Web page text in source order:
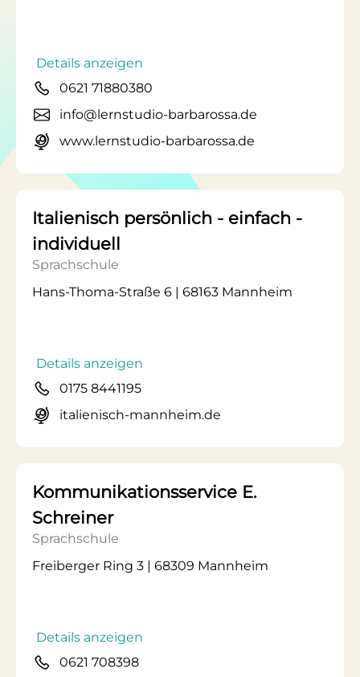
Details anzeigen
0621 71880380
info@lernstudio-barbarossa.de
www.lernstudio-barbarossa.de
Italienisch persönlich - einfach -
individuell
Sprachschule
Hans-Thoma-Straße 6 | 68163 Mannheim
Details anzeigen
0175 8441195
italienisch-mannheim.de
Kommunikationsservice E.
Schreiner
Sprachschule
Freiberger Ring 3 | 68309 Mannheim
Details anzeigen
0621 708398